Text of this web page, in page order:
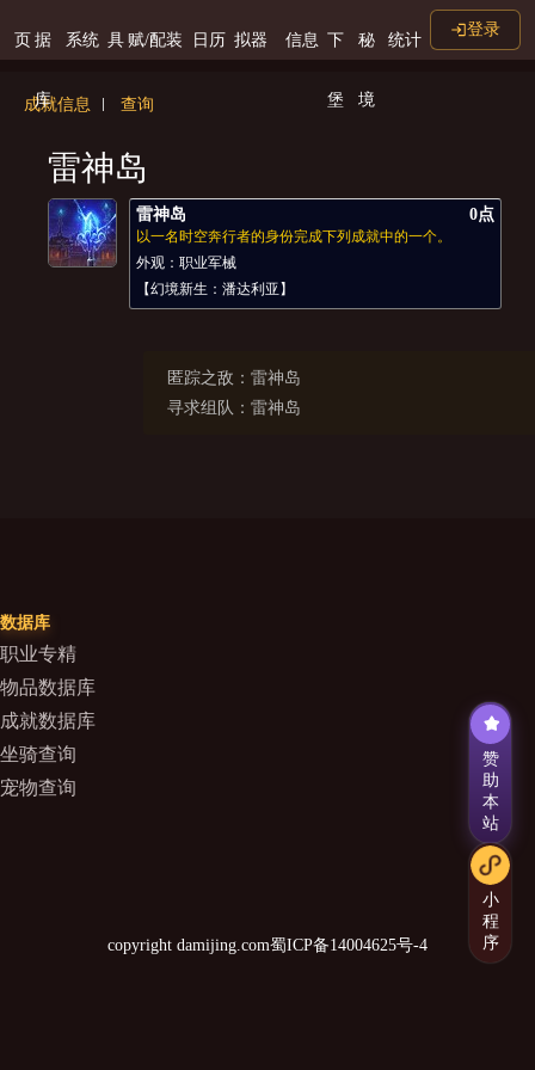
页 据
库
系统 具 赋/配装 日历 拟器 信息 下
堡
秘
境
统计
登录
成就信息 查询
雷神岛
雷神岛 0点
以一名时空奔行者的身份完成下列成就中的一个。
外观：职业军械
【幻境新生：潘达利亚】
匿踪之敌：雷神岛
寻求组队：雷神岛
数据库
职业专精
物品数据库
成就数据库
坐骑查询
宠物查询
copyright damijing.com蜀ICP备14004625号-4
赞
助
本
站
小
程
序